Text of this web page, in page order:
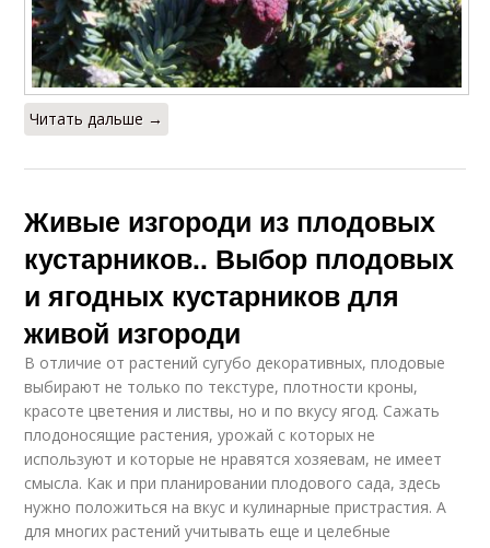
Читать дальше →
Живые изгороди из плодовых
кустарников.. Выбор плодовых
и ягодных кустарников для
живой изгороди
В отличие от растений сугубо декоративных, плодовые
выбирают не только по текстуре, плотности кроны,
красоте цветения и листвы, но и по вкусу ягод. Сажать
плодоносящие растения, урожай с которых не
используют и которые не нравятся хозяевам, не имеет
смысла. Как и при планировании плодового сада, здесь
нужно положиться на вкус и кулинарные пристрастия. А
для многих растений учитывать еще и целебные